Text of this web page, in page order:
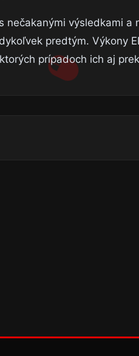
nečakanými výsledkami
predtým. Výkony
prípadoch ich aj